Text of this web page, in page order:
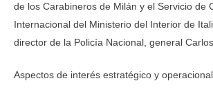
de los Carabineros de Milán y el Servicio de
Internacional del Ministerio del Interior de
director de la Policía Nacional, general
Aspectos de interés estratégico y